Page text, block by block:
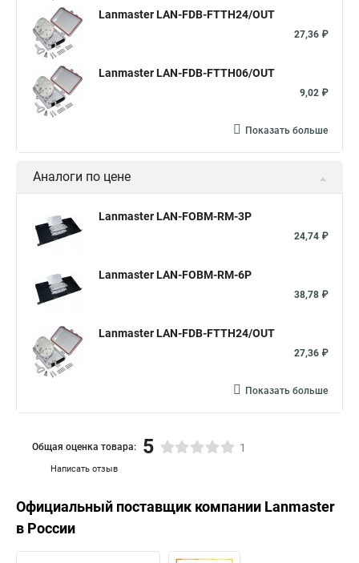
Lanmaster LAN-FDB-FTTH24/OUT
27,36 ₽
Lanmaster LAN-FDB-FTTH06/OUT
9,02 ₽
Показать больше
Аналоги по цене
Lanmaster LAN-FOBM-RM-3P
24,74 ₽
Lanmaster LAN-FOBM-RM-6P
38,78 ₽
Lanmaster LAN-FDB-FTTH24/OUT
27,36 ₽
Показать больше
Написать отзыв
Общая оценка товара: 5 1
Официальный поставщик компании Lanmaster
в России